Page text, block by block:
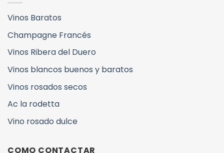
Vinos Baratos
Champagne Francés
Vinos Ribera del Duero
Vinos blancos buenos y baratos
Vinos rosados secos
Ac la rodetta
Vino rosado dulce
COMO CONTACTAR